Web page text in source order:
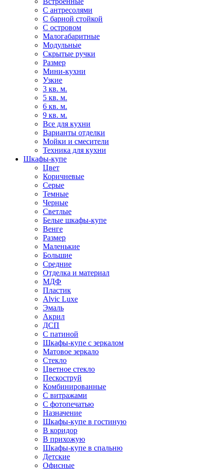
С антресолями
С барной стойкой
С островом
Малогабаритные
Модульные
Скрытые ручки
Размер
Мини-кухни
Узкие
3 кв. м.
5 кв. м.
6 кв. м.
9 кв. м.
Все для кухни
Варианты отделки
Мойки и смесители
Техника для кухни
Шкафы-купе
Цвет
Коричневые
Серые
Темные
Черные
Светлые
Белые шкафы-купе
Венге
Размер
Маленькие
Большие
Средние
Отделка и материал
МДФ
Пластик
Alvic Luxe
Эмаль
Акрил
ДСП
С патиной
Шкафы-купе с зеркалом
Матовое зеркало
Стекло
Цветное стекло
Пескоструй
Комбинированные
С витражами
С фотопечатью
Назначение
Шкафы-купе в гостиную
В коридор
В прихожую
Шкафы-купе в спальню
Детские
Офисные